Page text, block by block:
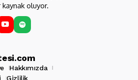
kaynak oluyor.
Hakkımızda
Gizlilik